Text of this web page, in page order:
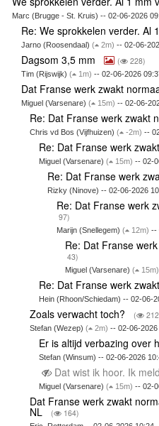
Marc (Brugge - St. Kruis) -- 02-06-2026
Re: We sprokkelen verder. Al
Jarno (Roosendaal) ( 2m) -- 02-06-
Dagsom 3,5 mm ( 228)
Tim (Rijswijk) ( 1m) -- 02-06-2026
Dat Franse werk zwakt
Miguel (Varsenare) ( 15m) -- 02-06-
Re: Dat Franse werk zwakt
Chris vd Bos (Vijfhuizen)( -2m) --
Re: Dat Franse werk
Miguel (Varsenare) ( 15m) -- 02-
Re: Dat Franse werk
Rizky (Ninove) -- 02-06-2026
Re: Dat Franse werk
97)
Marijn (Snellegem) ( 12m) --
Re: Dat Franse
43)
Miguel (Varsenare)( 15m)
Re: Dat Franse werk
Hein (Rhoon/Schiedam) -- 02-06-
Zoals verwacht toch? (
Stefan (Wezep)( 2m) -- 02-06-2026
Er is altijd verbazing over
Stefan (Winsum) -- 02-06-2026
Dat wist ik hoor. Ik
Miguel (Varsenare) ( 15m) -- 02-
Dat Franse werk zwakt
NL ( 164)